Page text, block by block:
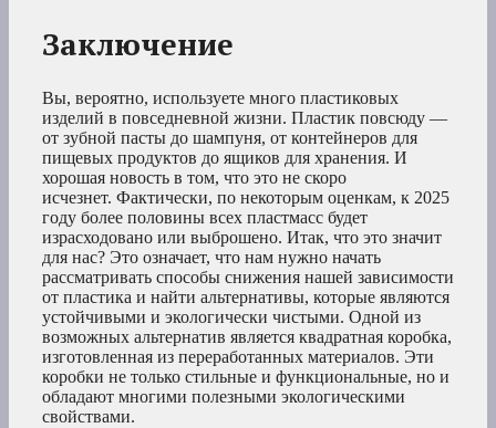
Заключение
Вы, вероятно, используете много пластиковых
изделий в повседневной жизни. Пластик повсюду —
от зубной пасты до шампуня, от контейнеров для
пищевых продуктов до ящиков для хранения. И
хорошая новость в том, что это не скоро
исчезнет. Фактически, по некоторым оценкам, к 2025
году более половины всех пластмасс будет
израсходовано или выброшено. Итак, что это значит
для нас? Это означает, что нам нужно начать
рассматривать способы снижения нашей зависимости
от пластика и найти альтернативы, которые являются
устойчивыми и экологически чистыми. Одной из
возможных альтернатив является квадратная коробка,
изготовленная из переработанных материалов. Эти
коробки не только стильные и функциональные, но и
обладают многими полезными экологическими
свойствами.